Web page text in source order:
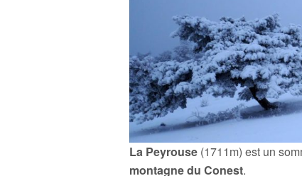
La Peyrouse (1711m) est un
montagne du Conest.